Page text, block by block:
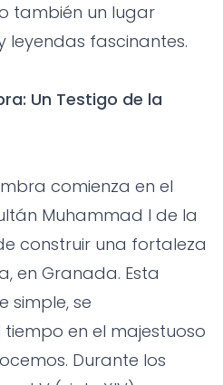
también un lugar
leyendas fascinantes.
Un Testigo de la
comienza en el
Muhammad I de la
construir una fortaleza
en Granada. Esta
simple, se
en el majestuoso
Durante los